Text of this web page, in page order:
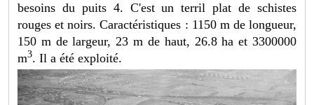
besoins du puits 4. C'est un terril plat de schistes
rouges et noirs. Caractéristiques : 1150 m de longueur,
150 m de largeur, 23 m de haut, 26.8 ha et 3300000
m3. Il a été exploité.